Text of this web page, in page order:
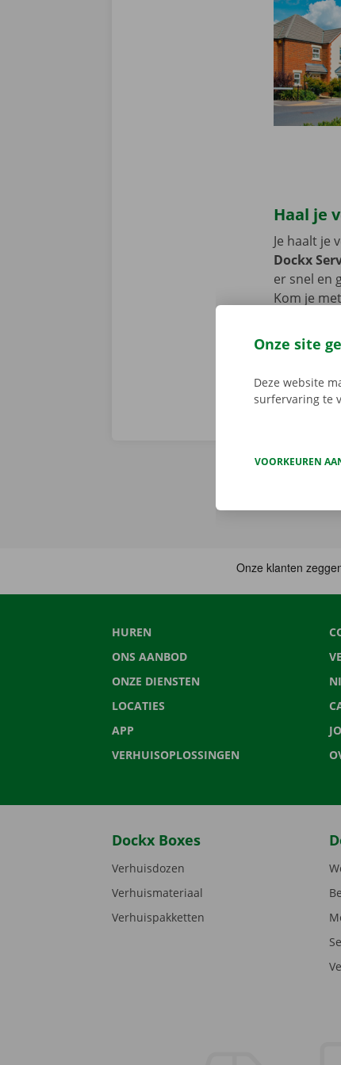
Haal je
Je haalt je
Dockx
er snel en
Kom je
HUREN
ONS AANBOD
ONZE DIENSTEN
LOCATIES
APP
VERHUISOPLOSSINGEN
Dockx Boxes
Verhuisdozen
Verhuismateriaal
Verhuispakketten
Onze site
Deze website
surfervaring te
VOORKEUREN